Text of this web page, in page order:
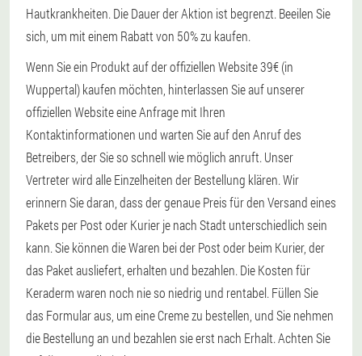
Hautkrankheiten. Die Dauer der Aktion ist begrenzt. Beeilen Sie
sich, um mit einem Rabatt von 50% zu kaufen.
Wenn Sie ein Produkt auf der offiziellen Website 39€ (in
Wuppertal) kaufen möchten, hinterlassen Sie auf unserer
offiziellen Website eine Anfrage mit Ihren
Kontaktinformationen und warten Sie auf den Anruf des
Betreibers, der Sie so schnell wie möglich anruft. Unser
Vertreter wird alle Einzelheiten der Bestellung klären. Wir
erinnern Sie daran, dass der genaue Preis für den Versand eines
Pakets per Post oder Kurier je nach Stadt unterschiedlich sein
kann. Sie können die Waren bei der Post oder beim Kurier, der
das Paket ausliefert, erhalten und bezahlen. Die Kosten für
Keraderm waren noch nie so niedrig und rentabel. Füllen Sie
das Formular aus, um eine Creme zu bestellen, und Sie nehmen
die Bestellung an und bezahlen sie erst nach Erhalt. Achten Sie